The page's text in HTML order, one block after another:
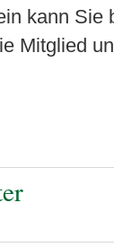
kann Sie
Mitglied